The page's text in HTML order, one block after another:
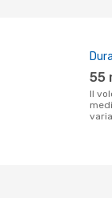
Il volo tra Marsiglia e Lione dura, in